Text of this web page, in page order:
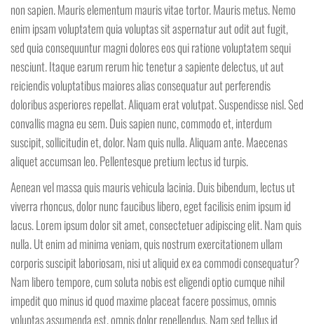
non sapien. Mauris elementum mauris vitae tortor. Mauris metus. Nemo
enim ipsam voluptatem quia voluptas sit aspernatur aut odit aut fugit,
sed quia consequuntur magni dolores eos qui ratione voluptatem sequi
nesciunt. Itaque earum rerum hic tenetur a sapiente delectus, ut aut
reiciendis voluptatibus maiores alias consequatur aut perferendis
doloribus asperiores repellat. Aliquam erat volutpat. Suspendisse nisl. Sed
convallis magna eu sem. Duis sapien nunc, commodo et, interdum
suscipit, sollicitudin et, dolor. Nam quis nulla. Aliquam ante. Maecenas
aliquet accumsan leo. Pellentesque pretium lectus id turpis.
Aenean vel massa quis mauris vehicula lacinia. Duis bibendum, lectus ut
viverra rhoncus, dolor nunc faucibus libero, eget facilisis enim ipsum id
lacus. Lorem ipsum dolor sit amet, consectetuer adipiscing elit. Nam quis
nulla. Ut enim ad minima veniam, quis nostrum exercitationem ullam
corporis suscipit laboriosam, nisi ut aliquid ex ea commodi consequatur?
Nam libero tempore, cum soluta nobis est eligendi optio cumque nihil
impedit quo minus id quod maxime placeat facere possimus, omnis
voluptas assumenda est, omnis dolor repellendus. Nam sed tellus id